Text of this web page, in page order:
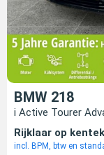
BMW 218
i Active Tourer
Rijklaar op
incl. BPM, btw en